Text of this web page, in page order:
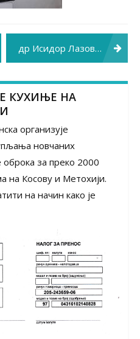
др Исидор Лазовић (1936. – 2018.)
КУХИЊЕ НА
организује
новчаних
за преко 2000
на Косову и Метохији.
на начин како је